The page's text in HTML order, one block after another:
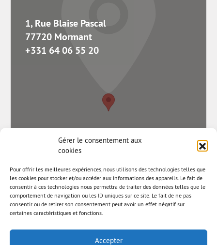
Gérer le consentement aux
cookies
Pour offrir les meilleures expériences, nous utilisons des technologies telles que
les cookies pour stocker et/ou accéder aux informations des appareils. Le fait de
consentir à ces technologies nous permettra de traiter des données telles que le
comportement de navigation ou les ID uniques sur ce site. Le fait de ne pas
consentir ou de retirer son consentement peut avoir un effet négatif sur
certaines caractéristiques et fonctions.
Accepter
1, Rue Blaise Pascal
77720 Mormant
+331 64 06 55 20